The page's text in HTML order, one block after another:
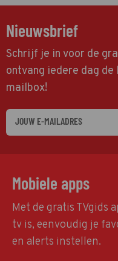
Nieuwsbrief
Schrijf je in voor de
ontvang iedere dag
mailbox!
Mobiele apps
Met de gratis TVgids
tv is, eenvoudig je
en alerts instellen.